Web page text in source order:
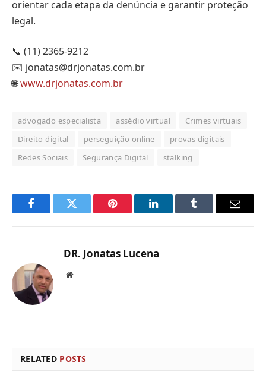
orientar cada etapa da denúncia e garantir proteção
legal.
📞 (11) 2365-9212
✉️ jonatas@drjonatas.com.br
🌐www.drjonatas.com.br
advogado especialista assédio virtual
Crimes virtuais
Direito digital
perseguição online
provas digitais
Redes Sociais
Segurança Digital stalking
FacebookTwitter Pinterest LinkedInTumblr Email
DR. Jonatas Lucena
Website
RELATED POSTS